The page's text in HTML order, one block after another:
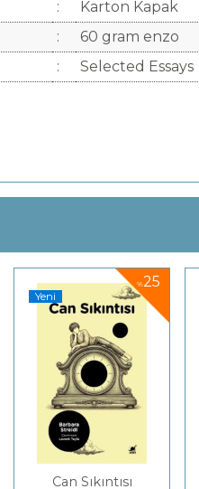
:
Karton Kapak
:
60 gram enzo
: Selected Essays
%25
Yeni
Can Sıkıntısı